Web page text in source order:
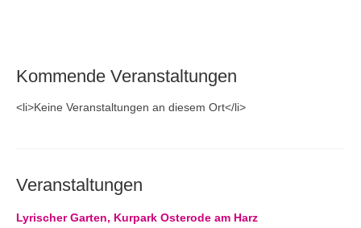
Kommende Veranstaltungen
<li>Keine Veranstaltungen an diesem Ort</li>
Veranstaltungen
Lyrischer Garten, Kurpark Osterode am Harz